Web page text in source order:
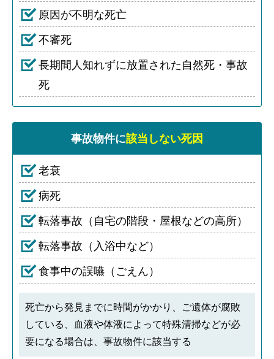
原因が不明な死亡
不審死
長期間人知れずに放置された自然死・事故
死
事故物件に該当しない死因
老衰
病死
転落事故（自宅の階段・屋根などの高所）
転落事故（入浴中など）
食事中の誤嚥（ごえん）
死亡から発見までに時間がかかり、ご遺体が腐敗
している、血液や体液によって特殊清掃などが必
要になる場合は、事故物件に該当する